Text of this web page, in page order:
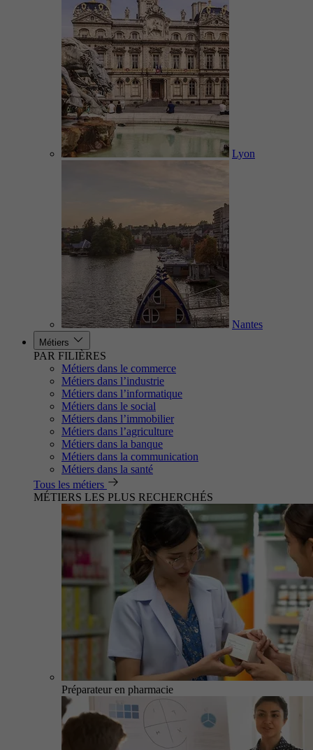
Lyon
Nantes
Métiers
PAR FILIÈRES
Métiers dans le commerce
Métiers dans l’industrie
Métiers dans l’informatique
Métiers dans le social
Métiers dans l’immobilier
Métiers dans l’agriculture
Métiers dans la banque
Métiers dans la communication
Métiers dans la santé
Tous les métiers
MÉTIERS LES PLUS RECHERCHÉS
Préparateur en pharmacie